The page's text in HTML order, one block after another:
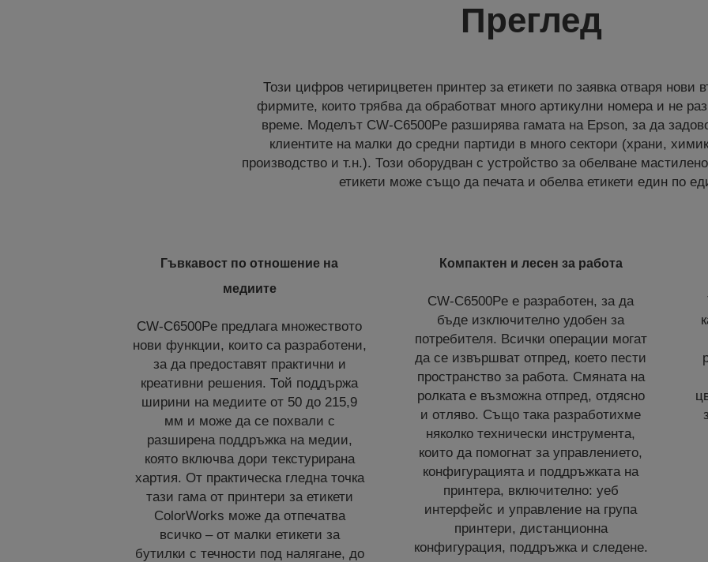
Преглед
Този цифров четирицветен принтер за етикети по заявка отваря нови
фирмите, които трябва да обработват много артикулни номера и не
време. Моделът CW-C6500Pe разширява гамата на Epson, за да
клиентите на малки до средни партиди в много сектори (храни,
производство и т.н.). Този оборудван с устройство за обелване
етикети може също да печата и обелва етикети един по
Гъвкавост по отношение на
медиите
CW-C6500Pe предлага множеството
нови функции, които са разработени,
за да предоставят практични и
креативни решения. Той поддържа
ширини на медиите от 50 до 215,9
мм и може да се похвали с
разширена поддръжка на медии,
която включва дори текстурирана
хартия. От практическа гледна точка
тази гама от принтери за етикети
ColorWorks може да отпечатва
всичко – от малки етикети за
бутилки с течности под налягане, до
Компактен и лесен за работа
CW-C6500Pe е разработен, за да
бъде изключително удобен за
потребителя. Всички операции могат
да се извършват отпред, което пести
пространство за работа. Смяната на
ролката е възможна отпред, отдясно
и отляво. Също така разработихме
няколко технически инструмента,
които да помогнат за управлението,
конфигурацията и поддръжката на
принтера, включително: уеб
интерфейс и управление на група
принтери, дистанционна
конфигурация, поддръжка и следене.